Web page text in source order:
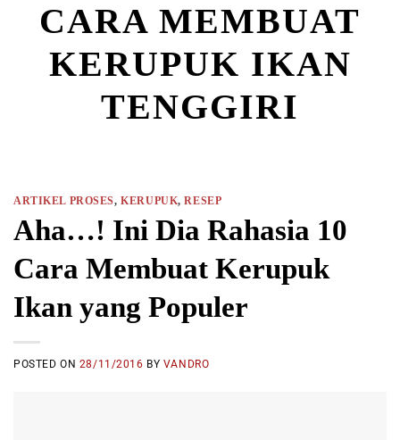
CARA MEMBUAT
KERUPUK IKAN
TENGGIRI
ARTIKEL PROSES,KERUPUK,RESEP
Aha…! Ini Dia Rahasia 10
Cara Membuat Kerupuk
Ikan yang Populer
POSTED ON 28/11/2016 BY VANDRO